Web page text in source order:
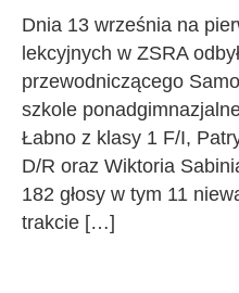
Dnia 13 września na
lekcyjnych w ZSRA
przewodniczącego
szkole
Łabno z klasy 1 F/I,
D/R oraz Wiktoria
182 głosy w tym 11
trakcie […]